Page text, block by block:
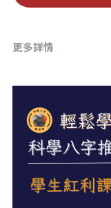
好書推廌
自我挑戰
八字高階班
五人實戰班
團隊訓練營
八字批命
小兒命名
科學八字推
科學八字輕
上課預約
常見問題
繁體中文
更多詳情